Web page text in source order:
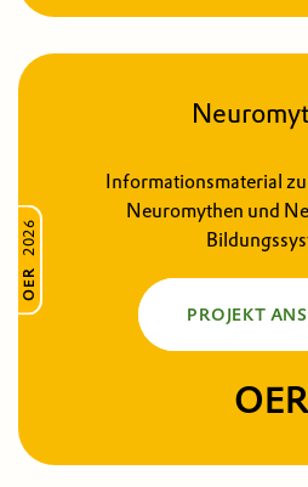
OER
2026
Informationsmaterial
Neuromythen und
PROJEKT